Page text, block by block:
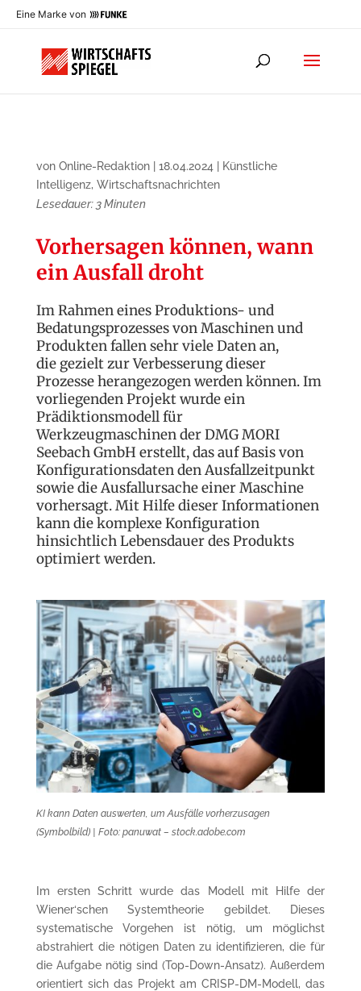
Eine Marke von
von Online-Redaktion| 18.04.2024
Künstliche
Intelligenz, Wirtschaftsnachrichten
Lesedauer: 3 Minuten
Vorhersagen können, wann
ein Ausfall droht
Im Rahmen eines Produktions- und
Bedatungsprozesses von Maschinen und
Produkten fallen sehr viele Daten an,
die gezielt zur Verbesserung dieser
Prozesse herangezogen werden können. Im
vorliegenden Projekt wurde ein
Prädiktionsmodell für
Werkzeugmaschinen derDMG MORI
Seebach GmbH erstellt, das auf Basis von
Konfigurationsdaten den Ausfallzeitpunkt
sowie die Ausfallursache einer Maschine
vorhersagt. Mit Hilfe dieser Informationen
kann die komplexe Konfiguration
hinsichtlich Lebensdauer des Produkts
optimiert werden.
KI kann Daten auswerten, um Ausfälle vorherzusagen
(Symbolbild) | Foto: panuwat – stock.adobe.com
Im ersten Schritt wurde das Modell mit Hilfe der
Wiener‘schen Systemtheorie gebildet. Dieses
systematische Vorgehen ist nötig, um möglichst
abstrahiert die nötigen Daten zu identifizieren, die für
die Aufgabe nötig sind (Top-Down-Ansatz). Außerdem
orientiert sich das Projekt am CRISP-DM-Modell, das